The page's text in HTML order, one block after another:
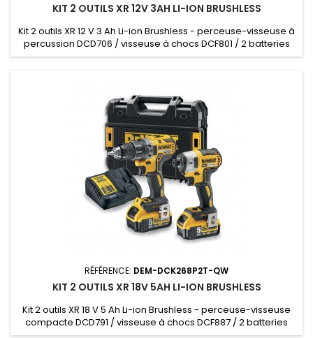
KIT 2 OUTILS XR 12V 3AH LI-ION BRUSHLESS
Kit 2 outils XR 12 V 3 Ah Li-ion Brushless - perceuse-visseuse à
percussion DCD706 / visseuse à chocs DCF801 / 2 batteries
DCB124 / chargeur DCB112 / Coffret TSTAK - 2 batteries,
RÉFÉRENCE: DEM-DCK268P2T-QW
KIT 2 OUTILS XR 18V 5AH LI-ION BRUSHLESS
Kit 2 outils XR 18 V 5 Ah Li-ion Brushless - perceuse-visseuse
compacte DCD791 / visseuse à chocs DCF887 / 2 batteries
DCB184 / chargeur DCB115 / Coffret TSTAK - 2 batteries,